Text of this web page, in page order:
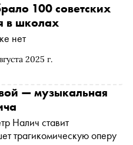
2025 г.
100 советских
в школах
нет
— музыкальная
Налич ставит
трагикомическую оперу